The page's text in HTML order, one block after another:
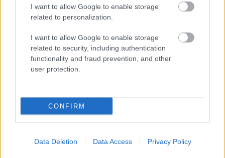
I want to allow Google to enable storage
related to personalization.
I want to allow Google to enable storage
related to security, including authentication
functionality and fraud prevention, and other
user protection.
CONFIRM
Data Deletion Data Access Privacy Policy
Problémák egész Jász-Nagykun-Szolnok megyében: egyre
több otthoni kútból fogy ki a víz
Már magasabb szinten is nyomoznak Szijjártó
büntetőügyében, vesztegetés miatt 3 év letöltendőt kaphat és
ez csak az egyik botrány
mértékben lebénul
Elromlott a biztosítóberendezés a ceglédi vasútvonalon,
kimaradás is előfordult